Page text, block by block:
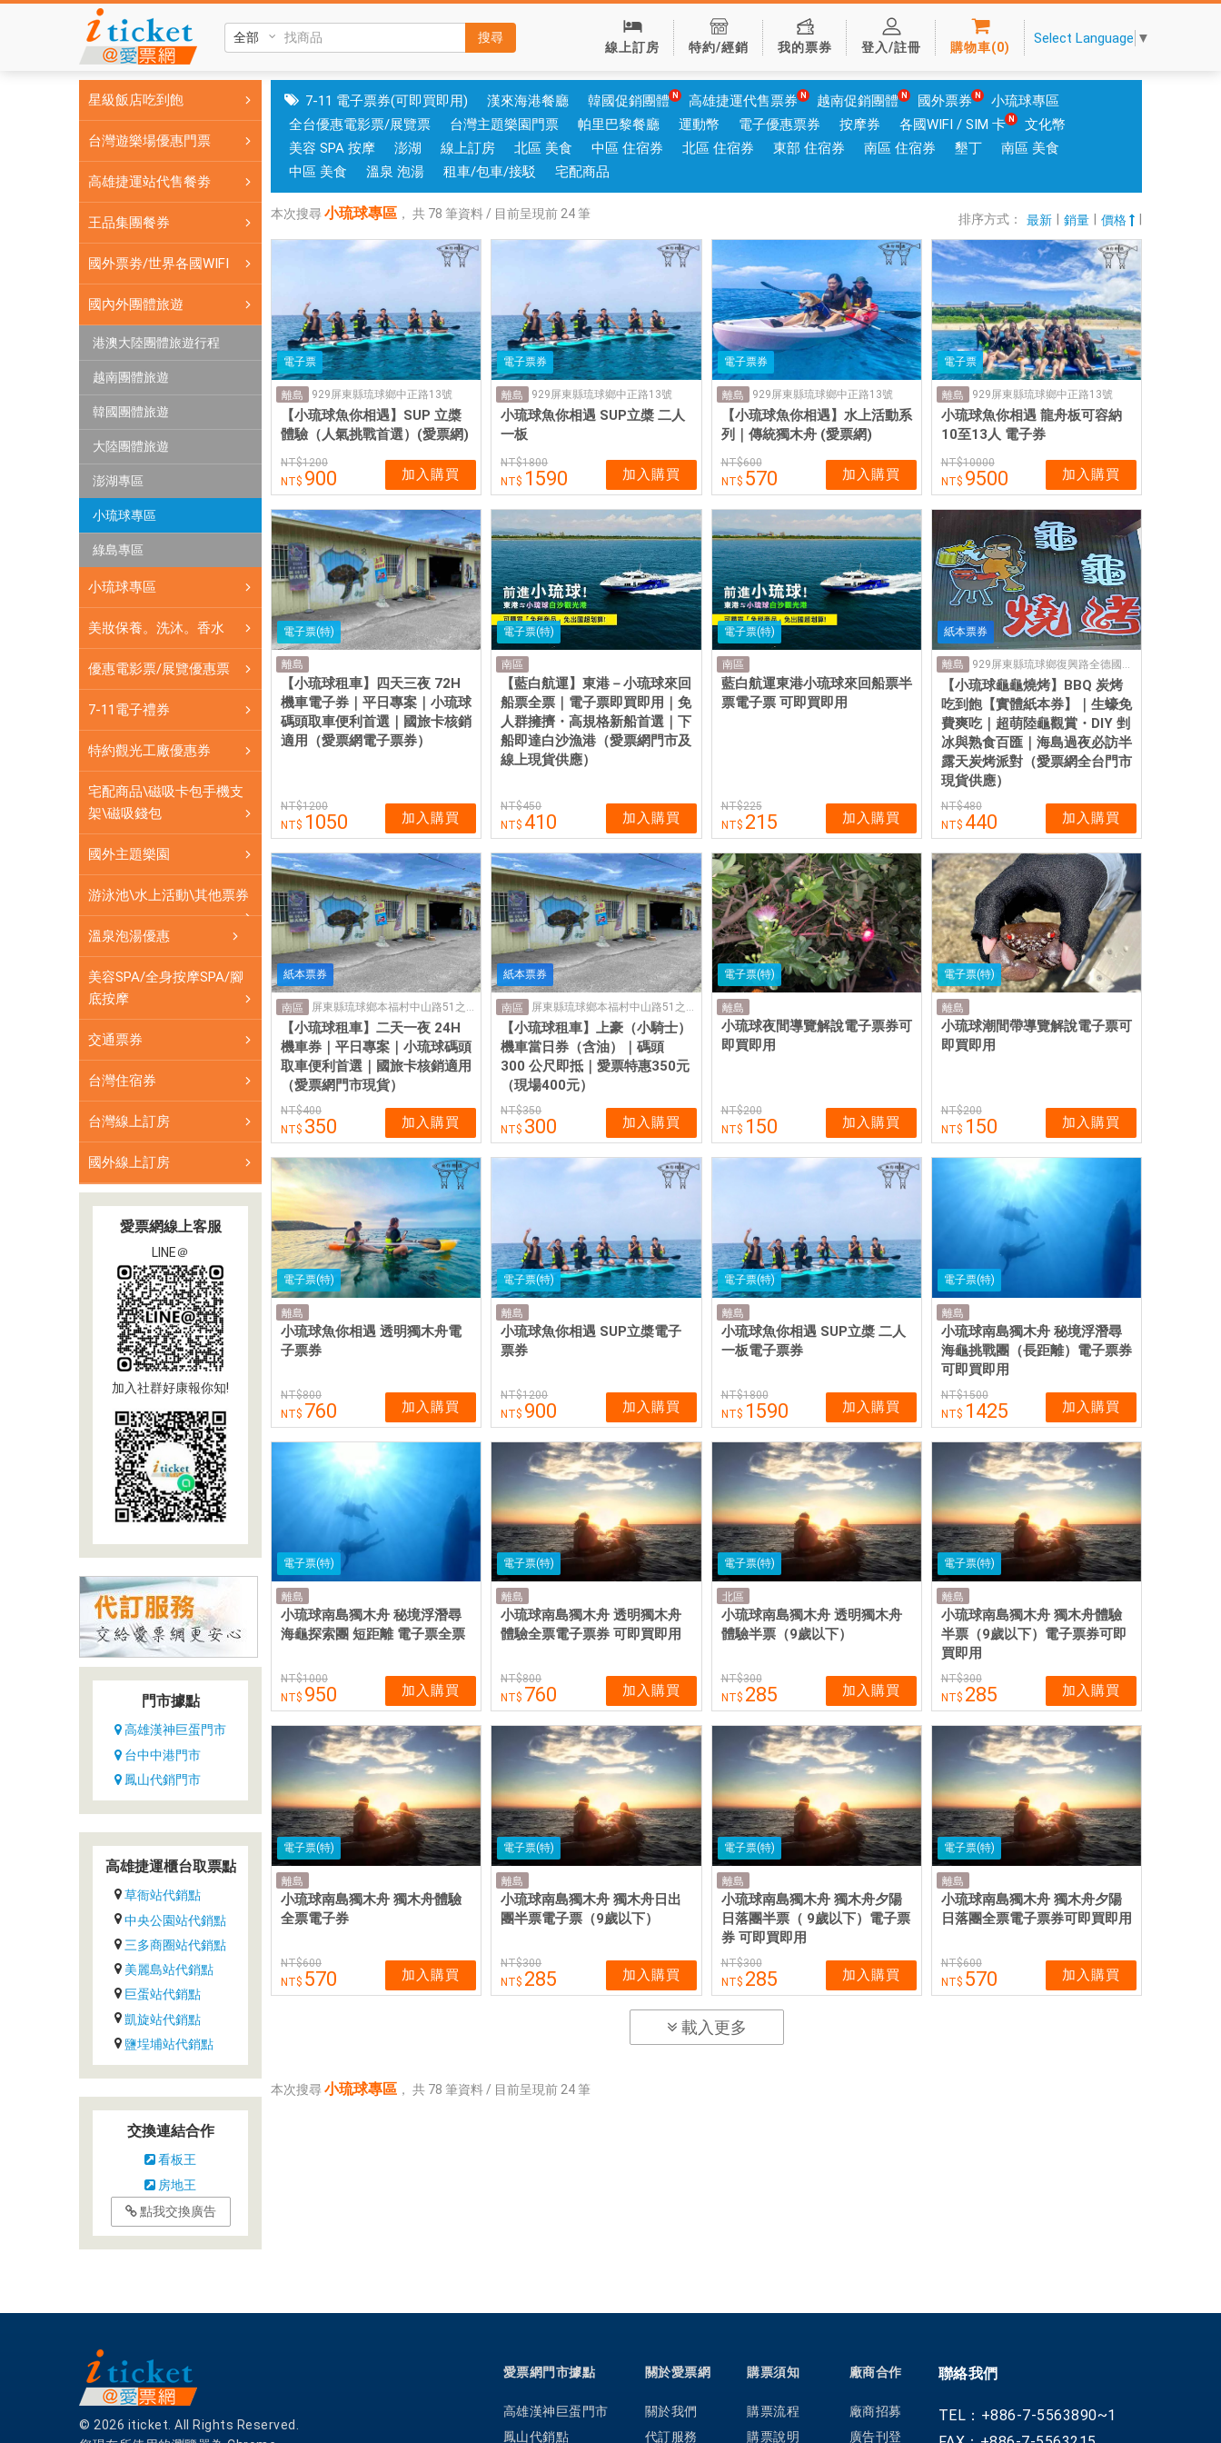
專
旅
卡
門
核
銷；
售
各
即
用
搜尋
線上訂房 特約/經銷 我的票券 登入/註冊 購物車(0)
Select Language ▼
星級飯店吃到飽
台灣遊樂場優惠門票
高雄捷運站代售餐劵
王品集團餐券
國外票劵/世界各國WIFI
國內外團體旅遊
港澳大陸團體旅遊行程
越南團體旅遊
韓國團體旅遊
大陸團體旅遊
澎湖專區
小琉球專區
綠島專區
小琉球專區
美妝保養。洗沐。香水
優惠電影票/展覽優惠票
7-11電子禮券
特約觀光工廠優惠券
宅配商品\磁吸卡包手機支
架\磁吸錢包
國外主題樂園
游泳池\水上活動\其他票券
溫泉泡湯優惠
美容SPA/全身按摩SPA/腳
底按摩
交通票券
台灣住宿券
台灣線上訂房
國外線上訂房
愛票網線上客服
LINE＠
加入社群好康報你知!
門市據點
高雄漢神巨蛋門市
台中中港門市
鳳山代銷門市
高雄捷運櫃台取票點
草衙站代銷點
中央公園站代銷點
三多商圈站代銷點
美麗島站代銷點
巨蛋站代銷點
凱旋站代銷點
鹽埕埔站代銷點
交換連結合作
看板王
房地王
點我交換廣告
7-11 電子票券(可即買即用) 漢來海港餐廳 韓國促銷團體 高雄捷運代售票券 越南促銷團體 國外票券
小琉球專區
全台優惠電影票/展覽票
台灣主題樂園門票 帕里巴黎餐廳 運動幣 電子優惠票券 按摩券 各國WIFI / SIM 卡
文化幣
美容 SPA 按摩
澎湖 線上訂房 北區 美食 中區 住宿券 北區 住宿券 東部 住宿券 南區 住宿券 墾丁
南區 美食
中區 美食
溫泉 泡湯 租車/包車/接駁 宅配商品
本次搜尋 小琉球專區 ， 共 78 筆資料 / 目前呈現前 24 筆 排序方式： 最新 銷量 價格
電子票
離島 929屏東縣琉球鄉中正路13號
【小琉球魚你相遇】SUP 立槳
體驗（人氣挑戰首選）(愛票網)
1200
900 加入購買
電子票券
離島 929屏東縣琉球鄉中正路13號
小琉球魚你相遇 SUP立槳 二人
一板
1800
1590 加入購買
電子票券
離島 929屏東縣琉球鄉中正路13號
【小琉球魚你相遇】水上活動系
列｜傳統獨木舟 (愛票網)
600
570 加入購買
電子票
離島 929屏東縣琉球鄉中正路13號
小琉球魚你相遇 龍舟板可容納
10至13人 電子券
10000
9500 加入購買
電子票(特)
離島
【小琉球租車】四天三夜 72H
機車電子券｜平日專案｜小琉球
碼頭取車便利首選｜國旅卡核銷
適用（愛票網電子票券）
1200
1050 加入購買
電子票(特)
南區
【藍白航運】東港－小琉球來回
船票全票｜電子票即買即用｜免
人群擁擠・高規格新船首選｜下
船即達白沙漁港（愛票網門市及
線上現貨供應）
450
410 加入購買
電子票(特)
南區
藍白航運東港小琉球來回船票半
票電子票 可即買即用
225
215 加入購買
紙本票券
離島
【小琉球龜龜燒烤】BBQ 炭烤
吃到飽【實體紙本券】｜生蠔免
費爽吃｜超萌陸龜觀賞・DIY 剉
冰與熟食百匯｜海島過夜必訪半
露天炭烤派對（愛票網全台門市
現貨供應）
480
440 加入購買
紙本票券
南區 屏東縣琉球鄉本福村中山路51之5號
【小琉球租車】二天一夜 24H
機車券｜平日專案｜小琉球碼頭
取車便利首選｜國旅卡核銷適用
（愛票網門市現貨）
400
350 加入購買
紙本票券
南區 屏東縣琉球鄉本福村中山路51之5號
【小琉球租車】上豪（小騎士）
機車當日券（含油）｜碼頭
300 公尺即抵｜愛票特惠350元
（現場400元）
350
300 加入購買
電子票(特)
離島
小琉球夜間導覽解說電子票券可
即買即用
200
150 加入購買
電子票(特)
離島
小琉球潮間帶導覽解說電子票可
即買即用
200
150 加入購買
電子票(特)
離島
小琉球魚你相遇 透明獨木舟電
子票券
800
760 加入購買
電子票(特)
離島
小琉球魚你相遇 SUP立槳電子
票券
1200
900 加入購買
電子票(特)
離島
小琉球魚你相遇 SUP立槳 二人
一板電子票券
1800
1590 加入購買
電子票(特)
離島
小琉球南島獨木舟 秘境浮潛尋
海龜挑戰團（長距離）電子票券
可即買即用
1500
1425 加入購買
電子票(特)
離島
小琉球南島獨木舟 秘境浮潛尋
海龜探索團 短距離 電子票全票
1000
950 加入購買
電子票(特)
離島
小琉球南島獨木舟 透明獨木舟
體驗全票電子票券 可即買即用
800
760 加入購買
電子票(特)
北區
小琉球南島獨木舟 透明獨木舟
體驗半票（9歲以下）
300
285 加入購買
電子票(特)
離島
小琉球南島獨木舟 獨木舟體驗
半票（9歲以下）電子票券可即
買即用
300
285 加入購買
電子票(特)
離島
小琉球南島獨木舟 獨木舟體驗
全票電子券
600
570 加入購買
電子票(特)
離島
小琉球南島獨木舟 獨木舟日出
團半票電子票（9歲以下）
300
285 加入購買
電子票(特)
離島
小琉球南島獨木舟 獨木舟夕陽
日落團半票（ 9歲以下）電子票
券 可即買即用
300
285 加入購買
電子票(特)
離島
小琉球南島獨木舟 獨木舟夕陽
日落團全票電子票券可即買即用
600
570 加入購買
載入更多
本次搜尋 小琉球專區 ， 共 78 筆資料 / 目前呈現前 24 筆
© 2026 iticket. All Rights Reserved.
聯絡我們
TEL：+886-7-5563890~1
廠商合作
廠商招募
廣告刊登
購票須知
購票流程
購票說明
關於愛票網
關於我們
代訂服務
愛票網門市據點
高雄漢神巨蛋門市
鳳山代銷點